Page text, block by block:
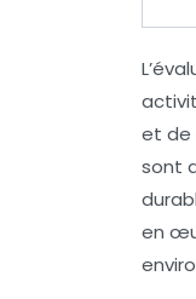
et de
sont
en